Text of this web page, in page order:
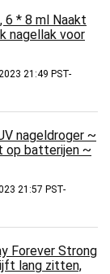
6 * 8 ml Naakt
nagellak voor
21:49 PST-
nageldroger ~
op batterijen ~
21:57 PST-
Forever Strong
lang zitten,